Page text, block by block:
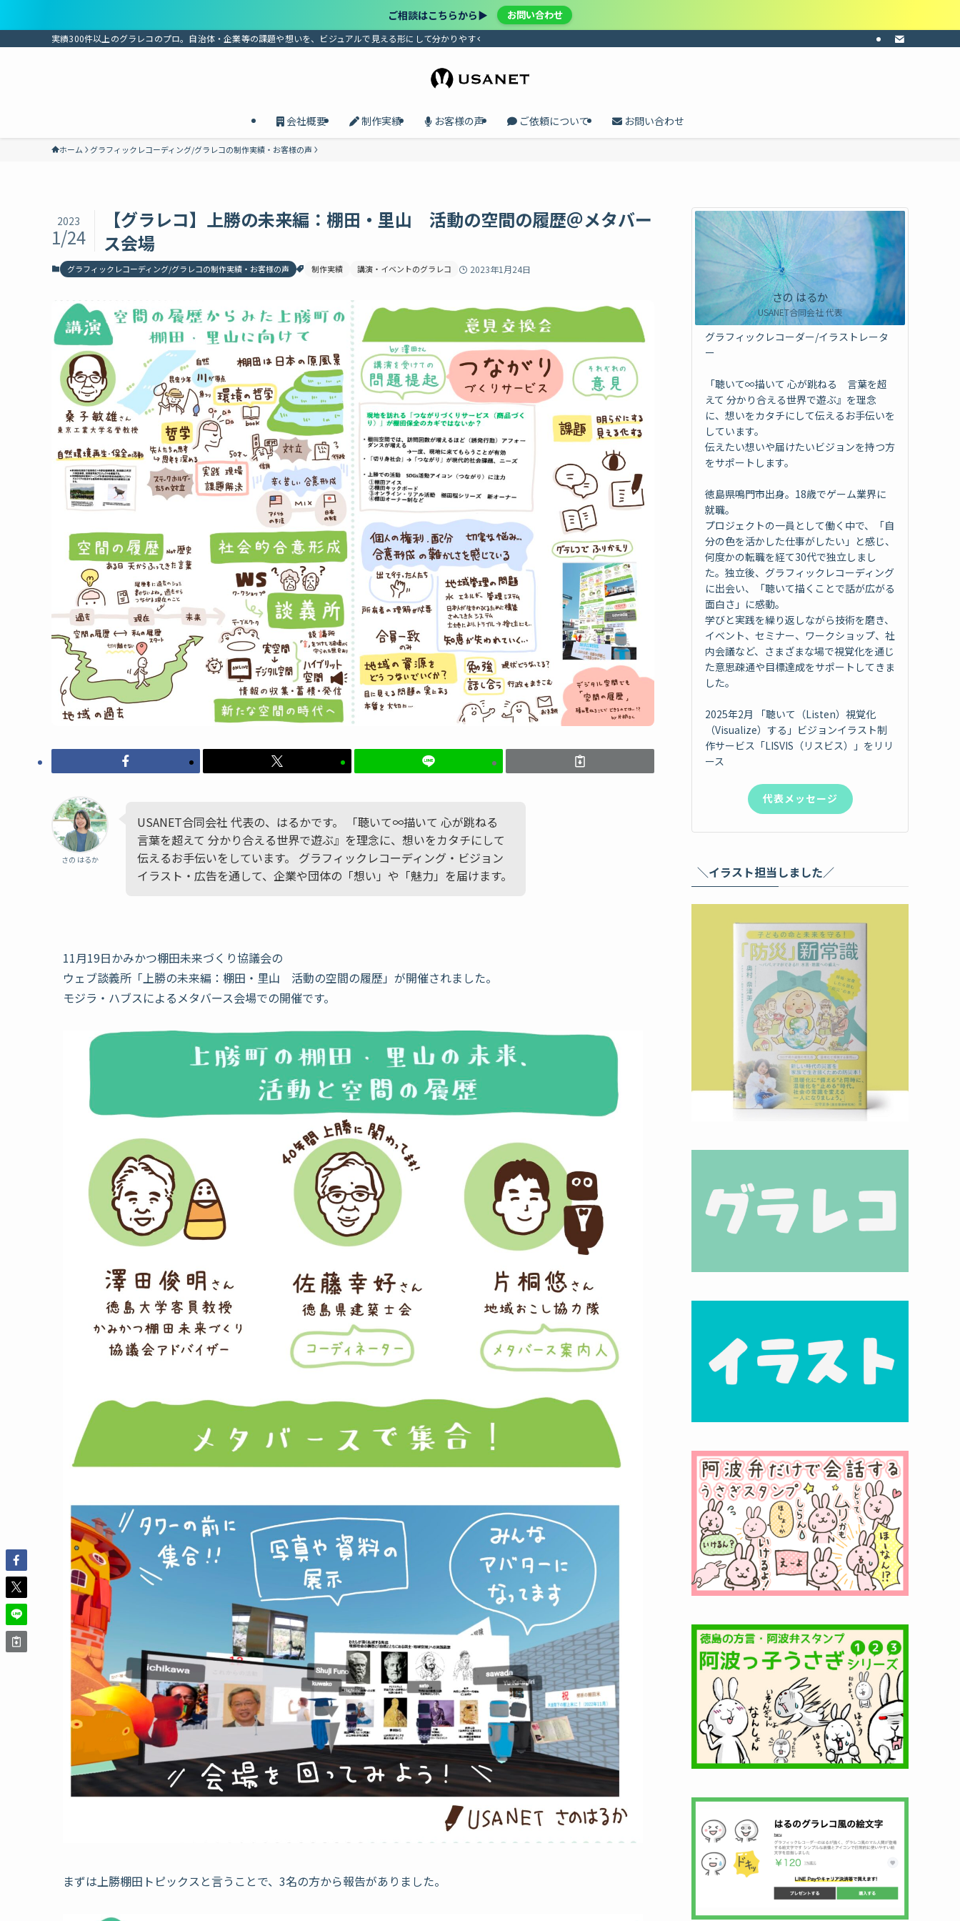
ご相談はこちらから▶︎ お問い合わせ
実績300件以上のグラレコのプロ。自治体・企業等の課題や想いを、ビジュアルで見える形にして分かりやすく届けます。プロセスの共有で、メンバーの共感・納得感・共通認識を。目的に合わせて料金を個別にお見積り。ご依頼は
会社概要 制作実績 お客様の声 ご依頼について お問い合わせ
ホーム グラフィックレコーディング/グラレコの制作実績・お客様の声
【グラレコ】上勝の未来編：棚田・里山 活動の空間の履歴＠メタバー
ス会場
2023
1/24
グラフィックレコーディング/グラレコの制作実績・お客様の声 制作実績 講演・イベントのグラレコ 2023年1月24日
さの はるか
USANET合同会社 代表の、はるかです。 「聴いて∞描いて 心が跳ねる
言葉を超えて 分かり合える世界で遊ぶ』を理念に、想いをカタチにして
伝えるお手伝いをしています。 グラフィックレコーディング・ビジョン
イラスト・広告を通して、企業や団体の「想い」や「魅力」を届けます。
11月19日かみかつ棚田未来づくり協議会の
ウェブ談義所「上勝の未来編：棚田・里山 活動の空間の履歴」が開催されました。
モジラ・ハブスによるメタバース会場での開催です。
まずは上勝棚田トピックスと言うことで、3名の方から報告がありました。
さの はるか
USANET合同会社 代表
グラフィックレコーダー/イラストレータ
ー
「聴いて∞描いて 心が跳ねる 言葉を超
えて 分かり合える世界で遊ぶ』を理念
に、想いをカタチにして伝えるお手伝いを
しています。
伝えたい想いや届けたいビジョンを持つ方
をサポートします。
徳島県鳴門市出身。18歳でゲーム業界に
就職。
プロジェクトの一員として働く中で、「自
分の色を活かした仕事がしたい」と感じ、
何度かの転職を経て30代で独立しまし
た。独立後、グラフィックレコーディング
に出会い、「聴いて描くことで話が広がる
面白さ」に感動。
学びと実践を繰り返しながら技術を磨き、
イベント、セミナー、ワークショップ、社
内会議など、さまざまな場で視覚化を通じ
た意思疎通や目標達成をサポートしてきま
した。
2025年2月 「聴いて（Listen）視覚化
（Visualize）する」ビジョンイラスト制
作サービス「LISVIS（リスビス）」をリリ
ース
代表メッセージ
＼イラスト担当しました／